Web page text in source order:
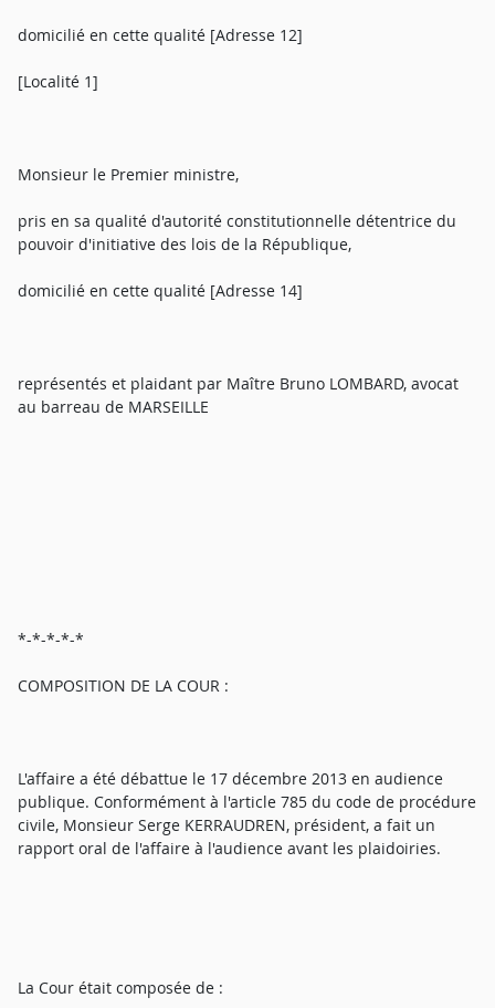
domicilié en cette qualité [Adresse 12]
[Localité 1]
Monsieur le Premier ministre,
pris en sa qualité d'autorité constitutionnelle détentrice du
pouvoir d'initiative des lois de la République,
domicilié en cette qualité [Adresse 14]
représentés et plaidant par Maître Bruno LOMBARD, avocat
au barreau de MARSEILLE
*-*-*-*-*
COMPOSITION DE LA COUR :
L'affaire a été débattue le 17 décembre 2013 en audience
publique. Conformément à l'article 785 du code de procédure
civile, Monsieur Serge KERRAUDREN, président, a fait un
rapport oral de l'affaire à l'audience avant les plaidoiries.
La Cour était composée de :